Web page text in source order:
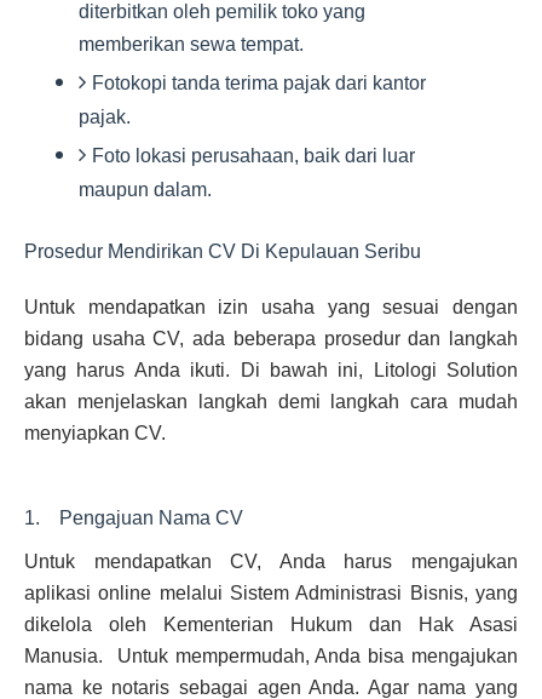
diterbitkan oleh pemilik toko yang
memberikan sewa tempat.
Fotokopi tanda terima pajak dari kantor
pajak.
Foto lokasi perusahaan, baik dari luar
maupun dalam.
Prosedur Mendirikan CV Di Kepulauan Seribu
Untuk mendapatkan izin usaha yang sesuai dengan
bidang usaha CV, ada beberapa prosedur dan langkah
yang harus Anda ikuti. Di bawah ini, Litologi Solution
akan menjelaskan langkah demi langkah cara mudah
menyiapkan CV.
1. Pengajuan Nama CV
Untuk mendapatkan CV, Anda harus mengajukan
aplikasi online melalui Sistem Administrasi Bisnis, yang
dikelola oleh Kementerian Hukum dan Hak Asasi
Manusia. Untuk mempermudah, Anda bisa mengajukan
nama ke notaris sebagai agen Anda. Agar nama yang